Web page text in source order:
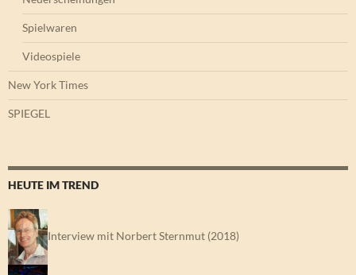
Spielwaren
Videospiele
New York Times
SPIEGEL
HEUTE IM TREND
Interview mit Norbert Sternmut (2018)